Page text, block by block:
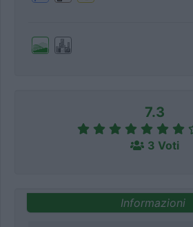
7.3
3 Voti
Informazioni